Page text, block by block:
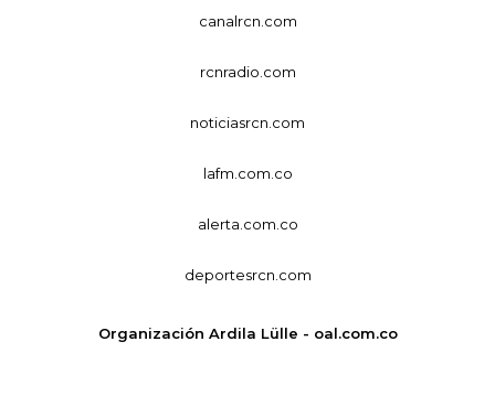
canalrcn.com
rcnradio.com
noticiasrcn.com
lafm.com.co
alerta.com.co
deportesrcn.com
Organización Ardila Lülle - oal.com.co